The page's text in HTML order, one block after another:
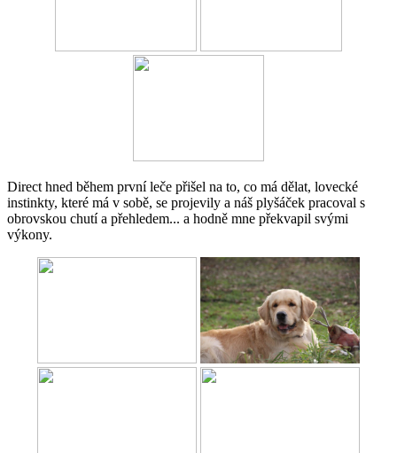
Direct hned během první leče přišel na to, co má dělat, lovecké
instinkty, které má v sobě, se projevily a náš plyšáček pracoval s
obrovskou chutí a přehledem... a hodně mne překvapil svými
výkony.